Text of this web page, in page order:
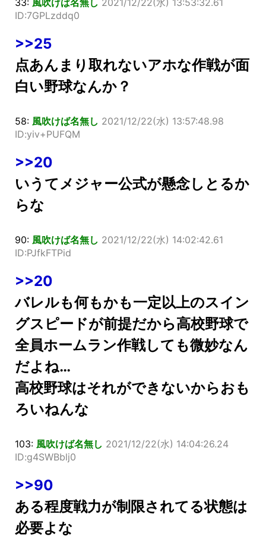
ID:7GPLzddq0
>>25
点あんまり取れないアホな作戦が面
白い野球なんか？
58: 風吹けば名無し 2021/12/22(水) 13:57:48.98
ID:yiv+PUFQM
>>20
いうてメジャー公式が懸念しとるか
らな
90: 風吹けば名無し 2021/12/22(水) 14:02:42.61
ID:PJfkFTPid
>>20
バレルも何もかも一定以上のスイン
グスピードが前提だから高校野球で
全員ホームラン作戦しても微妙なん
だよね…
高校野球はそれができないからおも
ろいねんな
103: 風吹けば名無し 2021/12/22(水) 14:04:26.24
ID:g4SWBblj0
>>90
ある程度戦力が制限されてる状態は
必要よな